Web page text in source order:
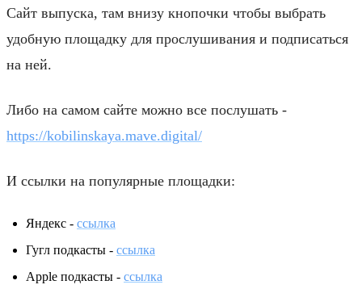
Сайт выпуска, там внизу кнопочки чтобы выбрать
удобную площадку для прослушивания и подписаться
на ней.
Либо на самом сайте можно все послушать -
https://kobilinskaya.mave.digital/
И ссылки на популярные площадки:
Яндекс - ссылка
Гугл подкасты - ссылка
Apple подкасты - ссылка